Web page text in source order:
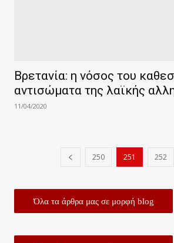
Βρετανία: η νόσος του
αντισώματα της λαϊκής
11/04/2020
250 251 252
Όλα τα άρθρα μας σε μορφή blog